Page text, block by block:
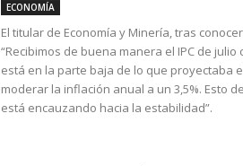
ECONOMÍA
El titular de Economía y Minería, tras
“Recibimos de buena manera el IPC de
está en la parte baja de lo que proyectaba
moderar la inflación anual a un 3,5%. Esto
está encauzando hacia la estabilidad”.